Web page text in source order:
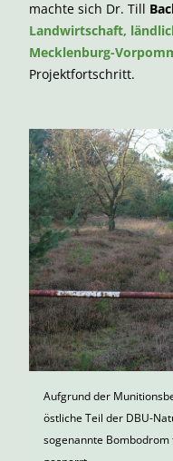
machte sich Dr. Till
Landwirtschaft,
Mecklenburg-
Projektfortschritt.
Aufgrund der
östliche Teil der DBU-
sogenannte